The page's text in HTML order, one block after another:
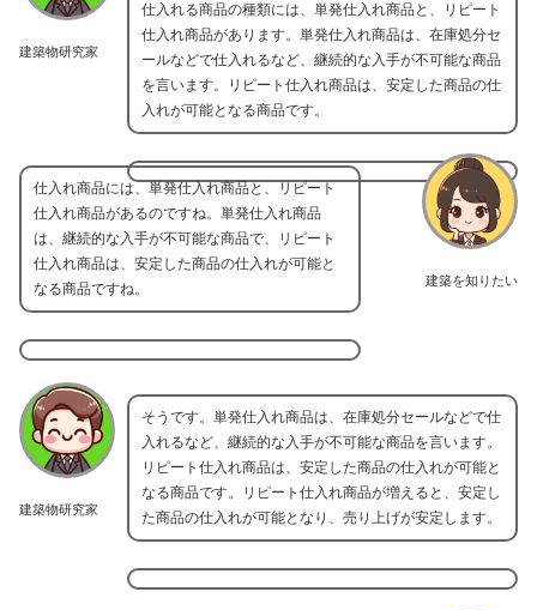
建築物研究家
仕入れる商品の種類には、単発仕入れ商品と、リピート
仕入れ商品があります。単発仕入れ商品は、在庫処分セ
ールなどで仕入れるなど、継続的な入手が不可能な商品
を言います。リピート仕入れ商品は、安定した商品の仕
入れが可能となる商品です。
建築を知りたい
仕入れ商品には、単発仕入れ商品と、リピート
仕入れ商品があるのですね。単発仕入れ商品
は、継続的な入手が不可能な商品で、リピート
仕入れ商品は、安定した商品の仕入れが可能と
なる商品ですね。
建築物研究家
そうです。単発仕入れ商品は、在庫処分セールなどで仕
入れるなど、継続的な入手が不可能な商品を言います。
リピート仕入れ商品は、安定した商品の仕入れが可能と
なる商品です。リピート仕入れ商品が増えると、安定し
た商品の仕入れが可能となり、売り上げが安定します。